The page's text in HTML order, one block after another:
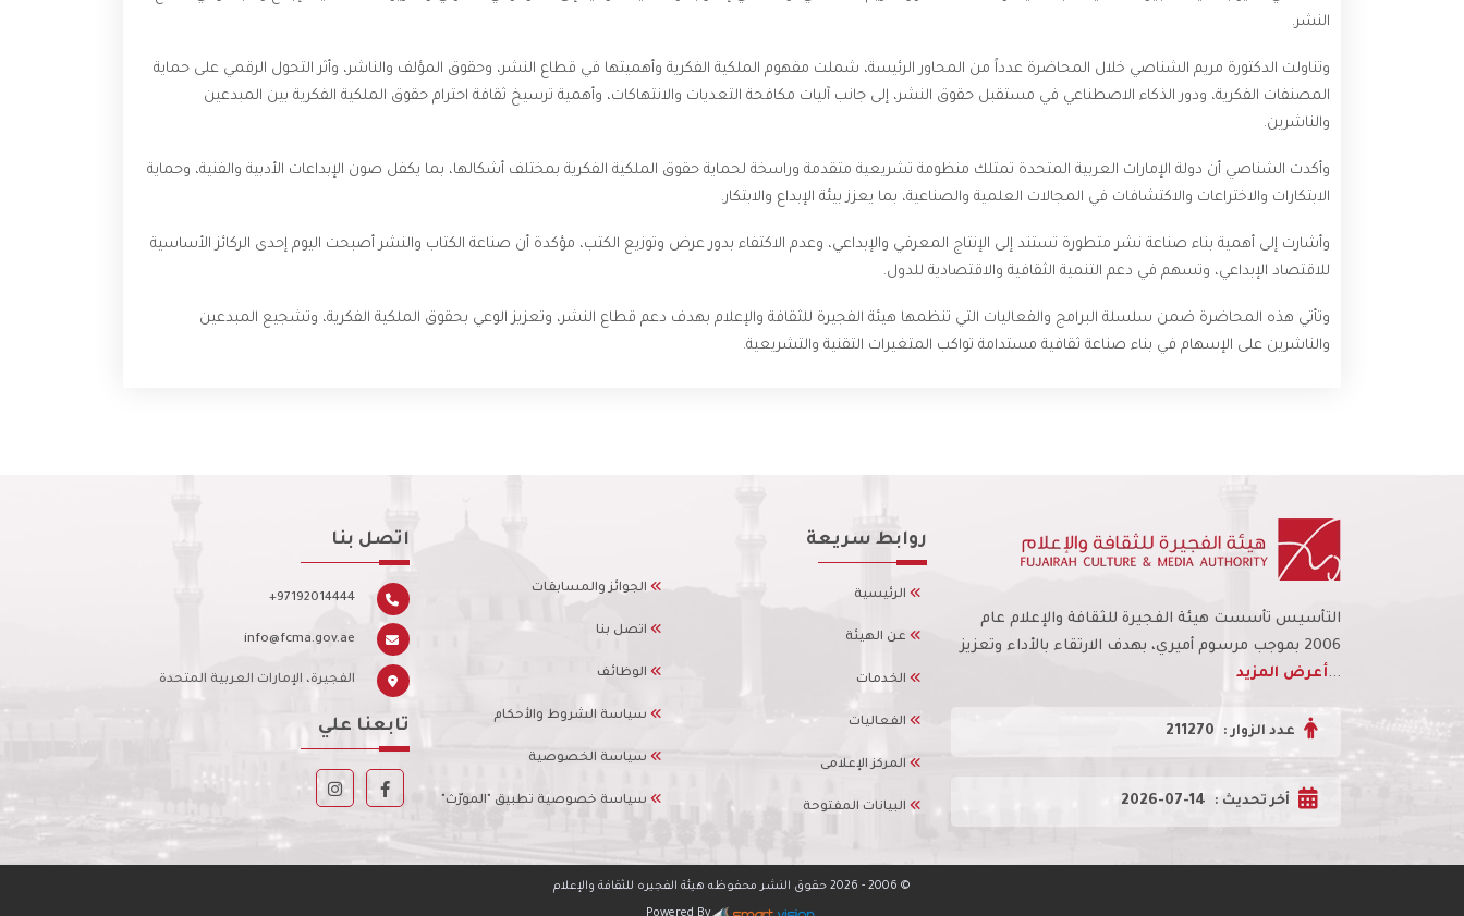
النشر.
وتناولت الدكتورة مريم الشناصي خلال المحاضرة عدداً من المحاور الرئيسة، شملت مفهوم الملكية الفكرية وأهميتها في قطاع النشر، وحقوق المؤلف والناشر، وأثر التحول الرقمي على حماية
المصنفات الفكرية، ودور الذكاء الاصطناعي في مستقبل حقوق النشر، إلى جانب آليات مكافحة التعديات والانتهاكات، وأهمية ترسيخ ثقافة احترام حقوق الملكية الفكرية بين المبدعين
والناشرين.
وأكدت الشناصي أن دولة الإمارات العربية المتحدة تمتلك منظومة تشريعية متقدمة وراسخة لحماية حقوق الملكية الفكرية بمختلف أشكالها، بما يكفل صون الإبداعات الأدبية والفنية، وحماية
الابتكارات والاختراعات والاكتشافات في المجالات العلمية والصناعية، بما يعزز بيئة الإبداع والابتكار.
وأشارت إلى أهمية بناء صناعة نشر متطورة تستند إلى الإنتاج المعرفي والإبداعي، وعدم الاكتفاء بدور عرض وتوزيع الكتب، مؤكدة أن صناعة الكتاب والنشر أصبحت اليوم إحدى الركائز الأساسية
للاقتصاد الإبداعي، وتسهم في دعم التنمية الثقافية والاقتصادية للدول.
وتأتي هذه المحاضرة ضمن سلسلة البرامج والفعاليات التي تنظمها هيئة الفجيرة للثقافة والإعلام بهدف دعم قطاع النشر، وتعزيز الوعي بحقوق الملكية الفكرية، وتشجيع المبدعين
والناشرين على الإسهام في بناء صناعة ثقافية مستدامة تواكب المتغيرات التقنية والتشريعية.
التأسيس تأسست هيئة الفجيرة للثقافة والإعلام عام
2006 بموجب مرسوم أميري، بهدف الارتقاء بالأداء وتعزيز
... أعرض المزيد
عدد الزوار : 211270
أخر تحديث : 2026-07-14
روابط سريعة
الرئيسية
عن الهيئة
الخدمات
الفعاليات
المركز الإعلامى
البيانات المفتوحة
الجوائز والمسابقات
اتصل بنا
الوظائف
سياسة الشروط والأحكام
سياسة الخصوصية
سياسة خصوصية تطبيق "المورّث"
اتصل بنا
+97192014444
info@fcma.gov.ae
الفجيرة، الإمارات العربية المتحدة
تابعنا علي
© 2006
- 2026 حقوق النشر محفوظه هيئة الفجيره للثقافة والإعلام
Powered By